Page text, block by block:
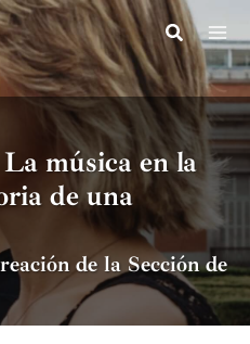
música en la
de una
de la Sección de